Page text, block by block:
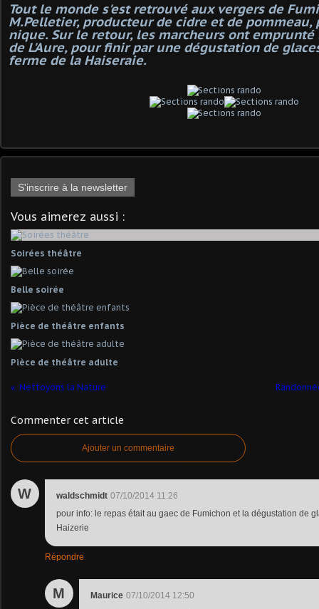
Tout le monde s'est retrouvé aux vergers de
M.Pelletier, producteur de cidre et de pommeau,
nique. Sur le retour, les marcheurs ont
de L'Aure, pour finir par une dégustation de
ferme de la Haiseraie.
S'inscrire à la newsletter
Vous aimerez aussi :
Soirées théâtre
Belle soirée
Pièce de théâtre enfants
Pièce de théâtre adulte
Nettoyons la Nature
Commenter cet article
Ajouter un commentaire
W waldschmidt 07/10/2014 11:26
pour info: le repas était au gaec de Fumichon et la dégustation de
Haizerie
Répondre
M Maurice 07/10/2014 12:50